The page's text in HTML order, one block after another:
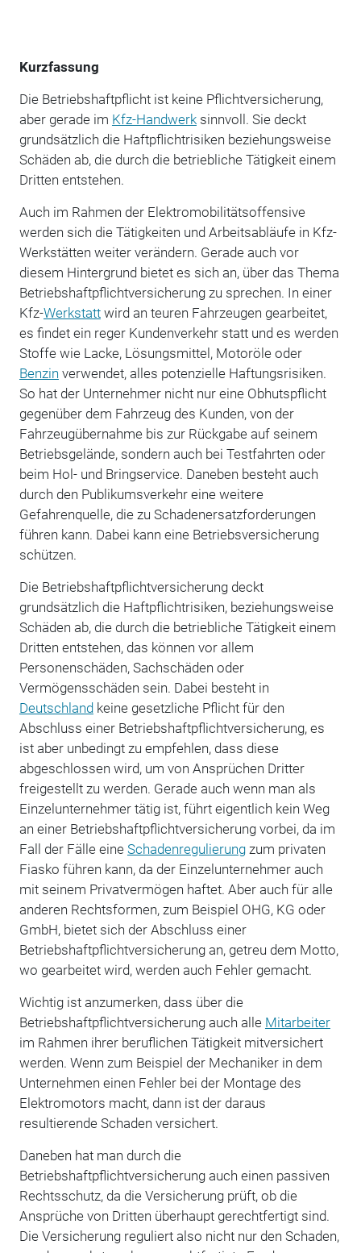
Kurzfassung
Die Betriebshaftpflicht ist keine Pflichtversicherung,
aber gerade im Kfz-Handwerksinnvoll. Sie deckt
grundsätzlich die Haftpflichtrisiken beziehungsweise
Schäden ab, die durch die betriebliche Tätigkeit einem
Dritten entstehen.
Auch im Rahmen der Elektromobilitätsoffensive
werden sich die Tätigkeiten und Arbeitsabläufe in Kfz-
Werkstätten weiter verändern. Gerade auch vor
diesem Hintergrund bietet es sich an, über das Thema
Betriebshaftpflichtversicherung zu sprechen. In einer
Kfz-Werkstattwird an teuren Fahrzeugen gearbeitet,
es findet ein reger Kundenverkehr statt und es werden
Stoffe wie Lacke, Lösungsmittel, Motoröle oder
Benzin verwendet, alles potenzielle Haftungsrisiken.
So hat der Unternehmer nicht nur eine Obhutspflicht
gegenüber dem Fahrzeug des Kunden, von der
Fahrzeugübernahme bis zur Rückgabe auf seinem
Betriebsgelände, sondern auch bei Testfahrten oder
beim Hol- und Bringservice. Daneben besteht auch
durch den Publikumsverkehr eine weitere
Gefahrenquelle, die zu Schadenersatzforderungen
führen kann. Dabei kann eine Betriebsversicherung
schützen.
Die Betriebshaftpflichtversicherung deckt
grundsätzlich die Haftpflichtrisiken, beziehungsweise
Schäden ab, die durch die betriebliche Tätigkeit einem
Dritten entstehen, das können vor allem
Personenschäden, Sachschäden oder
Vermögensschäden sein. Dabei besteht in
Deutschlandkeine gesetzliche Pflicht für den
Abschluss einer Betriebshaftpflichtversicherung, es
ist aber unbedingt zu empfehlen, dass diese
abgeschlossen wird, um von Ansprüchen Dritter
freigestellt zu werden. Gerade auch wenn man als
Einzelunternehmer tätig ist, führt eigentlich kein Weg
an einer Betriebshaftpflichtversicherung vorbei, da im
Fall der Fälle eine Schadenregulierungzum privaten
Fiasko führen kann, da der Einzelunternehmer auch
mit seinem Privatvermögen haftet. Aber auch für alle
anderen Rechtsformen, zum Beispiel OHG, KG oder
GmbH, bietet sich der Abschluss einer
Betriebshaftpflichtversicherung an, getreu dem Motto,
wo gearbeitet wird, werden auch Fehler gemacht.
Wichtig ist anzumerken, dass über die
Betriebshaftpflichtversicherung auch alle Mitarbeiter
im Rahmen ihrer beruflichen Tätigkeit mitversichert
werden. Wenn zum Beispiel der Mechaniker in dem
Unternehmen einen Fehler bei der Montage des
Elektromotors macht, dann ist der daraus
resultierende Schaden versichert.
Daneben hat man durch die
Betriebshaftpflichtversicherung auch einen passiven
Rechtsschutz, da die Versicherung prüft, ob die
Ansprüche von Dritten überhaupt gerechtfertigt sind.
Die Versicherung reguliert also nicht nur den Schaden,